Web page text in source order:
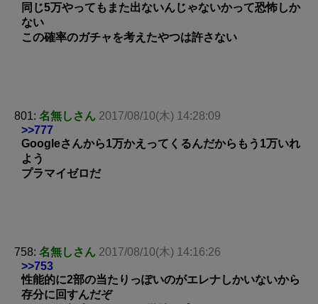
同じ5万やってもまた出ないんじゃないかって恐怖しか
ない
この確率のガチャを考えたやつは許さない
801: 名無しさん 2017/08/10(木) 14:28:09
>>777
Googleさんから1万かえってくるんだからもう1万いれ
よう
プラマイゼロだ
758: 名無しさん 2017/08/10(木) 14:16:26
>>753
性能的に2部の当たりっぽいのがエレナしかいないから
存分に回すんだぞ